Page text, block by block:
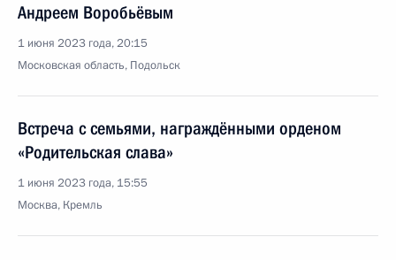
Андреем Воробьёвым
1 июня 2023 года, 20:15
Московская область, Подольск
Встреча с семьями, награждёнными орденом
«Родительская слава»
1 июня 2023 года, 15:55
Москва, Кремль